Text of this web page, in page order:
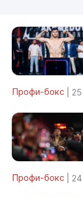
Профи-бокс
Профи-бокс